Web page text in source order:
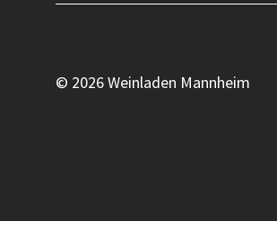
© 2026 Weinladen Mannheim